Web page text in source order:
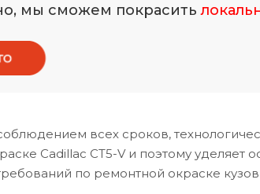
мы сможем покрасить
всех сроков,
Cadillac CT5-V и поэтому уделяет
по ремонтной окраске